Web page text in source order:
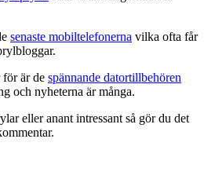
senaste mobiltelefonerna vilka ofta får
är de spännande datortillbehören
och nyheterna är många.
eller anant intressant så gör du det